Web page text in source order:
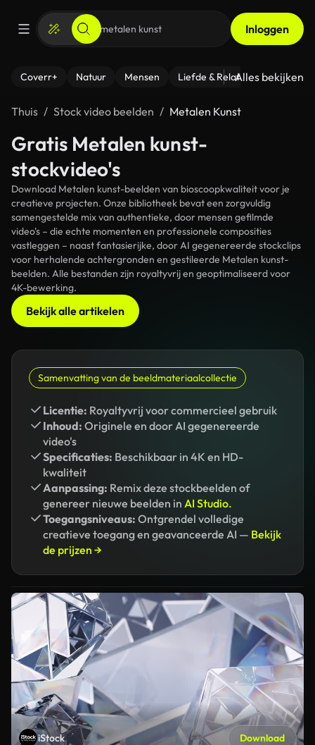
Inloggen
Coverr+ Natuur Mensen Liefde & Relaties - Fitness
Alles bekijken
Thuis Stock video beelden Metalen Kunst
Gratis Metalen kunst-
stockvideo's
Download Metalen kunst-beelden van bioscoopkwaliteit voor je
creatieve projecten. Onze bibliotheek bevat een zorgvuldig
samengestelde mix van authentieke, door mensen gefilmde
video's – die echte momenten en professionele composities
vastleggen – naast fantasierijke, door AI gegenereerde stockclips
voor herhalende achtergronden en gestileerde Metalen kunst-
beelden. Alle bestanden zijn royaltyvrij en geoptimaliseerd voor
4K-bewerking.
Bekijk alle artikelen
Samenvatting van de beeldmateriaalcollectie
Licentie: Royaltyvrij voor commercieel gebruik
Inhoud: Originele en door AI gegenereerde
video's
Specificaties: Beschikbaar in 4K en HD-
kwaliteit
Aanpassing: Remix deze stockbeelden of
genereer nieuwe beelden in AI Studio.
Toegangsniveaus: Ontgrendel volledige
creatieve toegang en geavanceerde AI — Bekijk
de prijzen →
iStock Download